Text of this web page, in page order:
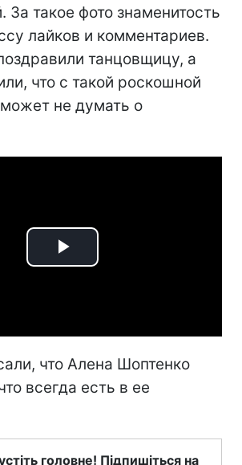
За такое фото знаменитость
лайков и комментариев.
танцовщицу, а
что с такой роскошной
не думать о
Play
что Алена Шоптенко
всегда есть в ее
головне! Підпишіться на